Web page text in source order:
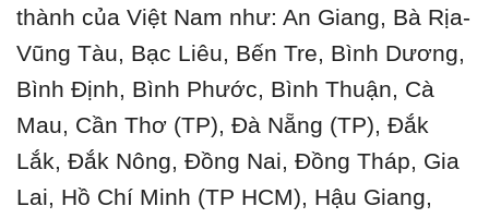
thành của Việt Nam như: An Giang, Bà Rịa-
Vũng Tàu, Bạc Liêu, Bến Tre, Bình Dương,
Bình Định, Bình Phước, Bình Thuận, Cà
Mau, Cần Thơ (TP), Đà Nẵng (TP), Đắk
Lắk, Đắk Nông, Đồng Nai, Đồng Tháp, Gia
Lai, Hồ Chí Minh (TP HCM), Hậu Giang,